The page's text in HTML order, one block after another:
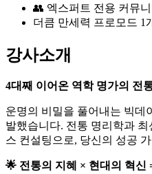
👥 엑스퍼트 전용 커뮤
더큼 만세력 프로모드 1
강사소개
4대째 이어온 역학 명가의 전
운명의 비밀을 풀어내는 빅데
발했습니다. 전통 명리학과
스 컨설팅으로, 당신의 성공
🌟 전통의 지혜 × 현대의 혁신